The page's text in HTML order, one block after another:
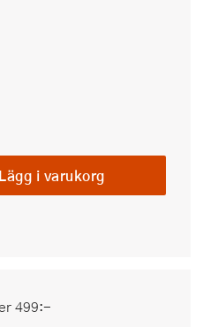
Lägg i varukorg
499:-